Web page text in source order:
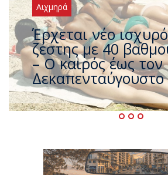
Αιχμηρά
Άφαντος ο
που η χώρα